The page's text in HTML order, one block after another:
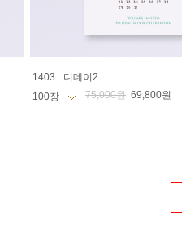
1403
디데이2
75,000원 69,800원